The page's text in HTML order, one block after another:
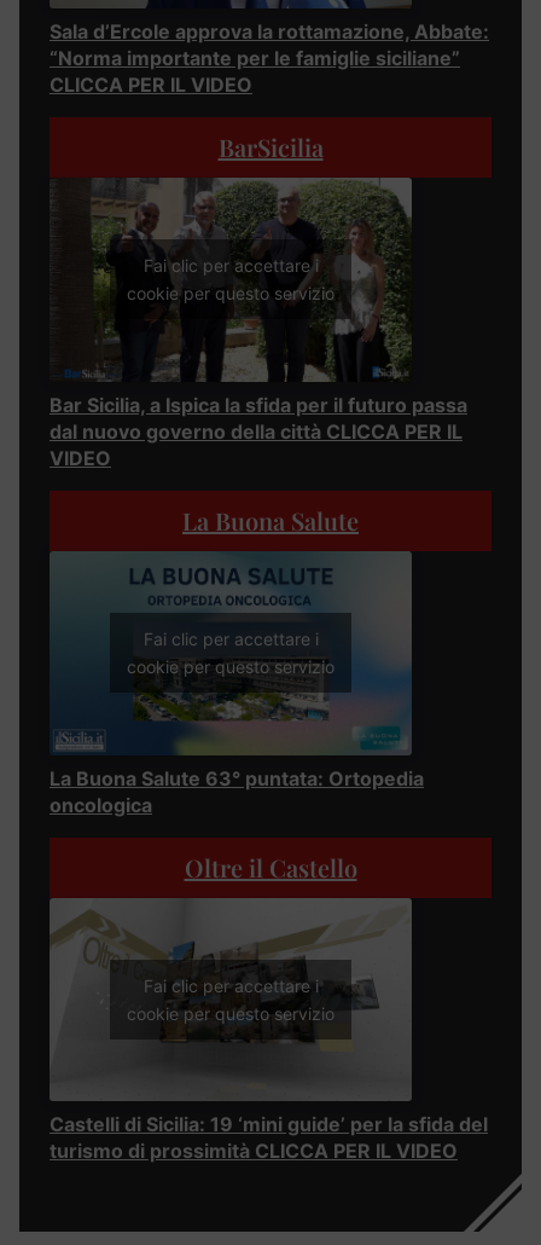
Sala d’Ercole approva la rottamazione, Abbate:
“Norma importante per le famiglie siciliane”
CLICCA PER IL VIDEO
BarSicilia
Fai clic per accettare i
cookie per questo servizio
Bar Sicilia, a Ispica la sfida per il futuro passa
dal nuovo governo della città CLICCA PER IL
VIDEO
La Buona Salute
Fai clic per accettare i
cookie per questo servizio
La Buona Salute 63° puntata: Ortopedia
oncologica
Oltre il Castello
Fai clic per accettare i
cookie per questo servizio
Castelli di Sicilia: 19 ‘mini guide’ per la sfida del
turismo di prossimità CLICCA PER IL VIDEO